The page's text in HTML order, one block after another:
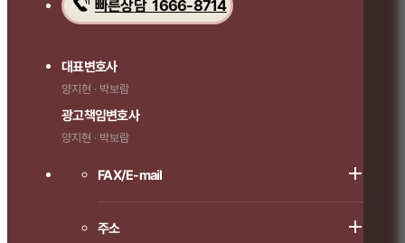
빠른상담 1666-8714
대표변호사
양지현 · 박보람
광고책임변호사
양지현 · 박보람
FAX/E-mail
주소